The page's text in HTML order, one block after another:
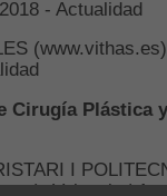
- Actualidad
Cirugía Plástica y
I
Valencia |